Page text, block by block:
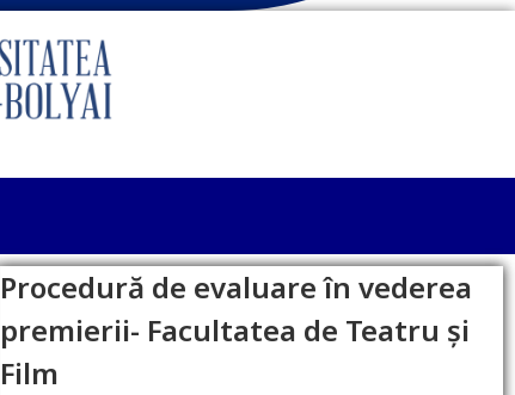
Procedură de evaluare în vederea
premierii- Facultatea de Teatru și
Film